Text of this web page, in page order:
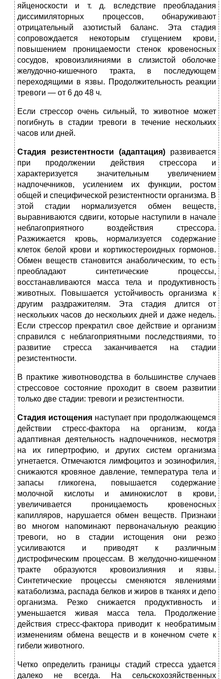
яйценоскости и т. д. вследствие преобладания
диссимиляторных процессов, обнаруживают
отрицательный азотистый баланс. Эта стадия
сопровождается некоторым сгущением крови,
повышением проницаемости стенок кровеносных
сосудов, кровоизлияниями в слизистой оболочке
желудочно-кишечного тракта, в последующем
переходящими в язвы. Продолжительность реакции
тревоги — от 6 до 48 ч.
Если стрессор очень сильный, то животное может
погибнуть в стадии тревоги в течение нескольких
часов или дней.
Стадия резистентности (адаптация) развивается
при продолжении действия стрессора и
характеризуется значительным увеличением
надпочечников, усилением их функции, ростом
общей и специфической резистентности организма. В
этой стадии нормализуется обмен веществ,
выравниваются сдвиги, которые наступили в начале
неблагоприятного воздействия стрессора.
Разжижается кровь, нормализуется содержание
клеток белой крови и кортикостероидных гормонов.
Обмен веществ становится анаболическим, то есть
преобладают синтетические процессы,
восстанавливаются масса тела и продуктивность
животных. Повышается устойчивость организма к
другим раздражителям. Эта стадия длится от
нескольких часов до нескольких дней и даже недель.
Если стрессор прекратил свое действие и организм
справился с неблагоприятными последствиями, то
развитие стресса заканчивается на стадии
резистентности.
В практике животноводства в большинстве случаев
стрессовое состояние проходит в своем развитии
только две стадии: тревоги и резистентности.
Стадия истощениянаступает при продолжающемся
действии стресс-фактора на организм, когда
адаптивная деятельность надпочечников, несмотря
на их гипертрофию, и других систем организма
угнетается. Отмечаются лимфоцитоз и эозинофилия,
снижаются кровяное давление, температура тела и
запасы гликогена, повышается содержание
молочной кислоты и аминокислот в крови,
увеличивается проницаемость кровеносных
капилляров, нарушается обмен веществ. Признаки
во многом напоминают первоначальную реакцию
тревоги, но в стадии истощения они резко
усиливаются и приводят к различным
дистрофическим процессам. В желудочно-кишечном
тракте образуются кровоизлияния и язвы.
Синтетические процессы сменяются явлениями
катаболизма, распада белков и жиров в тканях и депо
организма. Резко снижается продуктивность и
уменьшается живая масса тела. Продолжение
действия стресс-фактора приводит к необратимым
изменениям обмена веществ и в конечном счете к
гибели животного.
Четко определить границы стадий стресса удается
далеко не всегда. На сельскохозяйственных